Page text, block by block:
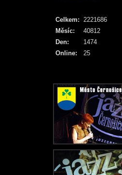
Online: 25
Celkem: 2221686
Měsíc:
40812
Den:
1474